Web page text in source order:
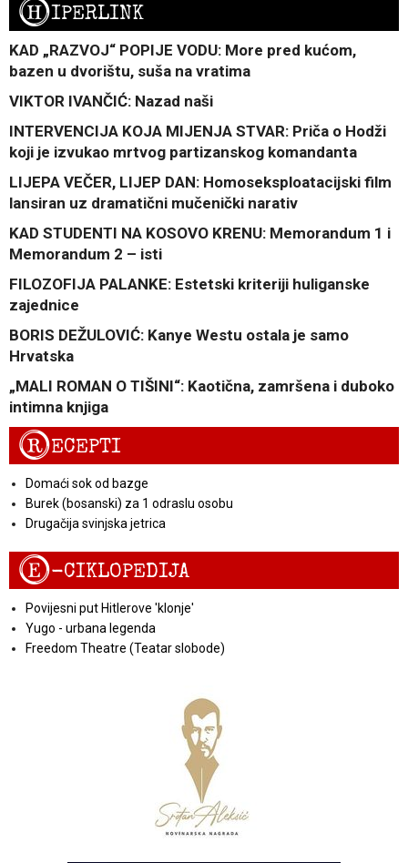
HIPERLINK
KAD „RAZVOJ“ POPIJE VODU: More pred kućom,
bazen u dvorištu, suša na vratima
VIKTOR IVANČIĆ: Nazad naši
INTERVENCIJA KOJA MIJENJA STVAR: Priča o Hodži
koji je izvukao mrtvog partizanskog komandanta
LIJEPA VEČER, LIJEP DAN: Homoseksploatacijski film
lansiran uz dramatični mučenički narativ
KAD STUDENTI NA KOSOVO KRENU: Memorandum 1 i
Memorandum 2 – isti
FILOZOFIJA PALANKE: Estetski kriteriji huliganske
zajednice
BORIS DEŽULOVIĆ: Kanye Westu ostala je samo
Hrvatska
„MALI ROMAN O TIŠINI“: Kaotična, zamršena i duboko
intimna knjiga
RECEPTI
Domaći sok od bazge
Burek (bosanski) za 1 odraslu osobu
Drugačija svinjska jetrica
E-CIKLOPEDIJA
Povijesni put Hitlerove 'klonje'
Yugo - urbana legenda
Freedom Theatre (Teatar slobode)